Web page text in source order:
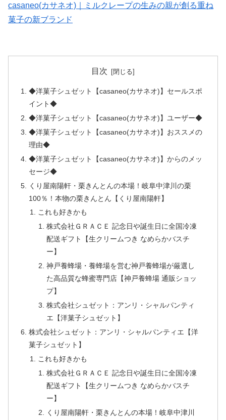
casaneo(カサネオ)｜ミルクレープの生みの親が創る重ね
菓子の新ブランド
目次
◆洋菓子シュゼット【casaneo(カサネオ)】セールスポ
イント◆
◆洋菓子シュゼット【casaneo(カサネオ)】ユーザー◆
◆洋菓子シュゼット【casaneo(カサネオ)】おススメの
理由◆
◆洋菓子シュゼット【casaneo(カサネオ)】からのメッ
セージ◆
くり屋南陽軒・栗きんとんの本場！岐阜中津川の栗
100％！本物の栗きんとん【くり屋南陽軒】
これも好きかも
株式会社ＧＲＡＣＥ 記念日や誕生日に全国冷凍
配送ギフト【生クリームつき なめらかバスチ
ー】
神戸養蜂場・養蜂場を営む神戸養蜂場が厳選し
た高品質な蜂蜜専門店【神戸養蜂場 通販ショッ
プ】
株式会社シュゼット：アンリ・シャルパンティ
エ【洋菓子シュゼット】
株式会社シュゼット：アンリ・シャルパンティエ【洋
菓子シュゼット】
これも好きかも
株式会社ＧＲＡＣＥ 記念日や誕生日に全国冷凍
配送ギフト【生クリームつき なめらかバスチ
ー】
くり屋南陽軒・栗きんとんの本場！岐阜中津川